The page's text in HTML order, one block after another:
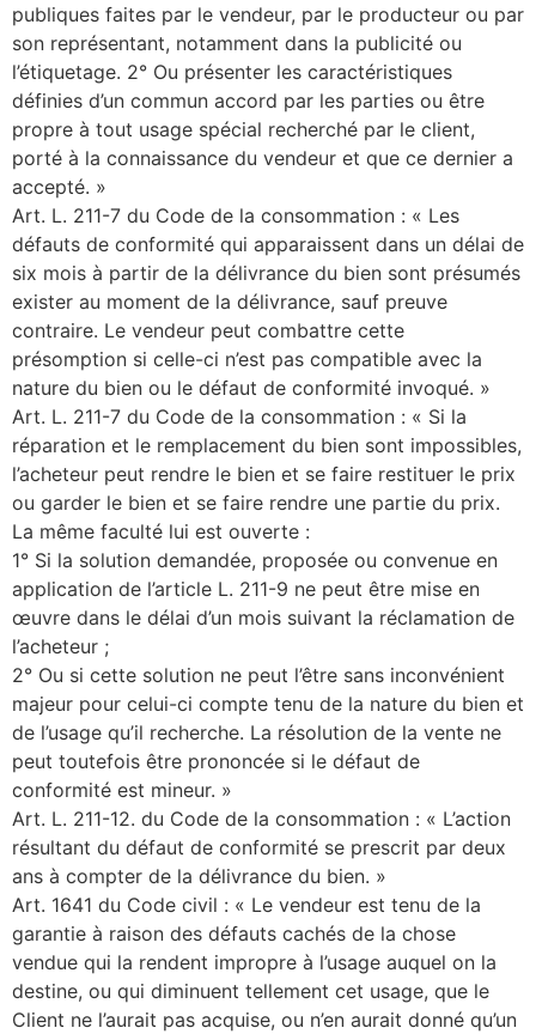
publiques faites par le vendeur, par le producteur ou par
son représentant, notamment dans la publicité ou
l’étiquetage. 2° Ou présenter les caractéristiques
définies d’un commun accord par les parties ou être
propre à tout usage spécial recherché par le client,
porté à la connaissance du vendeur et que ce dernier a
accepté. »
Art. L. 211-7 du Code de la consommation : « Les
défauts de conformité qui apparaissent dans un délai de
six mois à partir de la délivrance du bien sont présumés
exister au moment de la délivrance, sauf preuve
contraire. Le vendeur peut combattre cette
présomption si celle-ci n’est pas compatible avec la
nature du bien ou le défaut de conformité invoqué. »
Art. L. 211-7 du Code de la consommation : « Si la
réparation et le remplacement du bien sont impossibles,
l’acheteur peut rendre le bien et se faire restituer le prix
ou garder le bien et se faire rendre une partie du prix.
La même faculté lui est ouverte :
1° Si la solution demandée, proposée ou convenue en
application de l’article L. 211-9 ne peut être mise en
œuvre dans le délai d’un mois suivant la réclamation de
l’acheteur ;
2° Ou si cette solution ne peut l’être sans inconvénient
majeur pour celui-ci compte tenu de la nature du bien et
de l’usage qu’il recherche. La résolution de la vente ne
peut toutefois être prononcée si le défaut de
conformité est mineur. »
Art. L. 211-12. du Code de la consommation : « L’action
résultant du défaut de conformité se prescrit par deux
ans à compter de la délivrance du bien. »
Art. 1641 du Code civil : « Le vendeur est tenu de la
garantie à raison des défauts cachés de la chose
vendue qui la rendent impropre à l’usage auquel on la
destine, ou qui diminuent tellement cet usage, que le
Client ne l’aurait pas acquise, ou n’en aurait donné qu’un